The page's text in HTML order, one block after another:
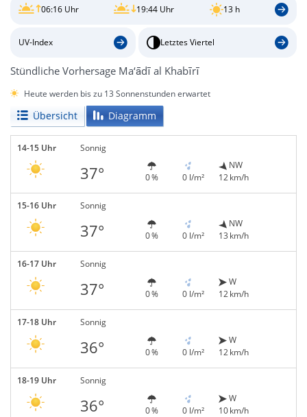
06:16 Uhr 19:44 Uhr 13 h
UV-Index Letztes Viertel
Stündliche Vorhersage Ma‘ādī al Khabīrī
Heute werden bis zu 13 Sonnenstunden erwartet
Übersicht Diagramm
14-15 Uhr Sonnig
37° 0 % 0 l/m²
NW
12 km/h
15-16 Uhr Sonnig
37° 0 % 0 l/m²
NW
13 km/h
16-17 Uhr Sonnig
37° 0 % 0 l/m²
W
12 km/h
17-18 Uhr Sonnig
36° 0 % 0 l/m²
W
12 km/h
18-19 Uhr Sonnig
36° 0 % 0 l/m²
W
10 km/h